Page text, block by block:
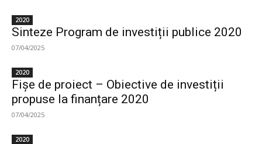
2020
Sinteze Program de investiții publice 2020
07/04/2025
2020
Fișe de proiect – Obiective de investiții
propuse la finanțare 2020
07/04/2025
2020